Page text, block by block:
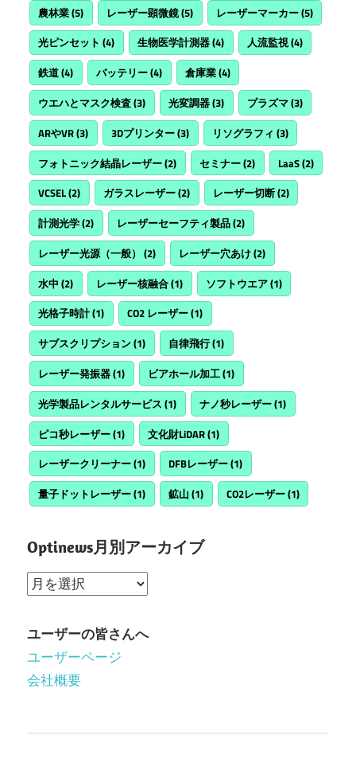
農林業(5) レーザー顕微鏡(5) レーザーマーカー(5)
光ピンセット (4) 生物医学計測器(4) 人流監視(4)
鉄道(4) バッテリー(4) 倉庫業(4)
ウエハとマスク検査(3) 光変調器(3) プラズマ(3)
ARやVR(3) 3Dプリンター(3) リソグラフィ (3)
フォトニック結晶レーザー(2) セミナー(2) LaaS(2)
VCSEL(2) ガラスレーザー(2) レーザー切断(2)
計測光学(2) レーザーセーフティ製品(2)
レーザー光源（一般） (2) レーザー穴あけ(2)
水中 (2) レーザー核融合(1) ソフトウエア(1)
光格子時計(1) CO2 レーザー(1)
サブスクリプション(1) 自律飛行(1)
レーザー発振器(1) ビアホール加工(1)
光学製品レンタルサービス (1) ナノ秒レーザー(1)
ピコ秒レーザー(1) 文化財LiDAR(1)
レーザークリーナー(1) DFBレーザー(1)
量子ドットレーザー(1) 鉱山 (1) CO2レーザー(1)
Optinews月別アーカイブ
Optinews
別
ア
ー
ユーザーの皆さんへ
ユーザーページ
会社概要